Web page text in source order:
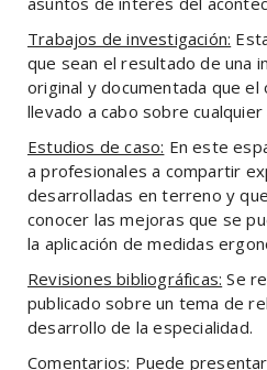
Trabajos de investigación:
que sean el resultado de una
original y documentada que
llevado a cabo sobre
Estudios de caso: En este
a profesionales a compartir
desarrolladas en terreno y
conocer las mejoras que se
la aplicación de medidas
Revisiones bibliográficas: Se
publicado sobre un tema de
desarrollo de la especialidad.
Comentarios: Puede